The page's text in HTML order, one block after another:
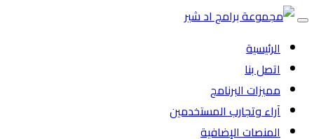
Toggle
الرئيسية
اتصل بنا
مميزات البرنامج
آراء وتجارب المستخدمين
المنصات الإضافية